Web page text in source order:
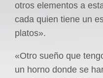
otros elementos a
cada quien tiene un
platos».
«Otro sueño que
un horno donde se